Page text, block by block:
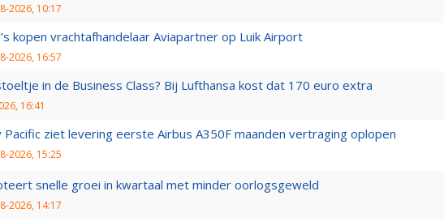
2026, 10:17
kopen vrachtafhandelaar Aviapartner op Luik Airport
2026, 16:57
in de Business Class? Bij Lufthansa kost dat 170 euro extra
16:41
Pacific ziet levering eerste Airbus A350F maanden vertraging oplopen
2026, 15:25
snelle groei in kwartaal met minder oorlogsgeweld
2026, 14:17